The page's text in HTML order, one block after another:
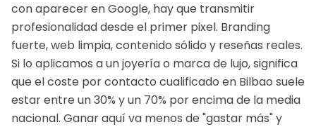
con aparecer en Google, hay que transmitir
profesionalidad desde el primer pixel. Branding
fuerte, web limpia, contenido sólido y reseñas reales.
Si lo aplicamos a unjoyería o marca de lujo, significa
que el coste por contacto cualificado en Bilbao suele
estar entre un 30% y un 70% por encima de la media
nacional. Ganar aquí va menos de "gastar más" y